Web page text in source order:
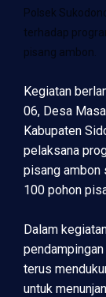
Polsek
terhadap
pisang ambon.
Kegiatan
06, Desa
Kabupaten
pelaksana
pisang ambon
100 pohon
Dalam
terus
untuk